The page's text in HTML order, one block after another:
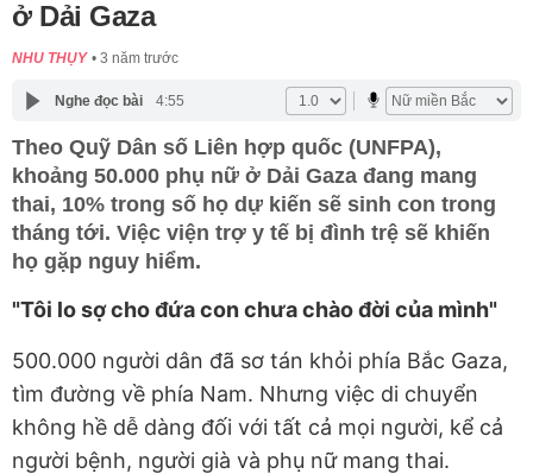
ở Dải Gaza
NHU THỤY 3 năm trước
Nghe đọc bài 4:55
Theo Quỹ Dân số Liên hợp quốc (UNFPA),
khoảng 50.000 phụ nữ ở Dải Gaza đang mang
thai, 10% trong số họ dự kiến sẽ sinh con trong
tháng tới. Việc viện trợ y tế bị đình trệ sẽ khiến
họ gặp nguy hiểm.
"Tôi lo sợ cho đứa con chưa chào đời của mình"
500.000 người dân đã sơ tán khỏi phía Bắc Gaza,
tìm đường về phía Nam. Nhưng việc di chuyển
không hề dễ dàng đối với tất cả mọi người, kể cả
người bệnh, người già và phụ nữ mang thai.